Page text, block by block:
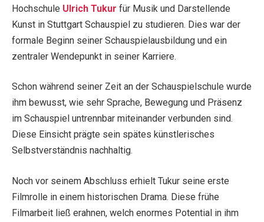
Hochschule Ulrich Tukur für Musik und Darstellende
Kunst in Stuttgart Schauspiel zu studieren. Dies war der
formale Beginn seiner Schauspielausbildung und ein
zentraler Wendepunkt in seiner Karriere.
Schon während seiner Zeit an der Schauspielschule wurde
ihm bewusst, wie sehr Sprache, Bewegung und Präsenz
im Schauspiel untrennbar miteinander verbunden sind.
Diese Einsicht prägte sein spätes künstlerisches
Selbstverständnis nachhaltig.
Noch vor seinem Abschluss erhielt Tukur seine erste
Filmrolle in einem historischen Drama. Diese frühe
Filmarbeit ließ erahnen, welch enormes Potential in ihm